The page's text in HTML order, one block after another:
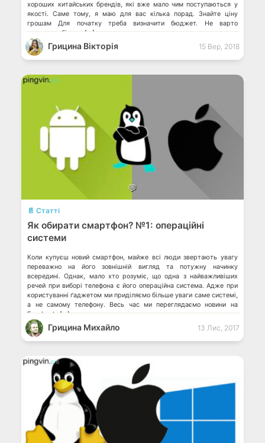
хороших китайських брендів, які вже мало чим поступаються у
якості. Саме тому, я маю для вас кілька порад. Знайте ціну
грошам Для початку треба визначити бюджет. Не варто
витрачати більше […]
Грицина Вікторія 15 Вер, 2018
💬
📄 Статті
Як обирати смартфон? №1: операційні
системи
Коли купуєш новий смартфон, майже всі люди звертають увагу
переважно на його зовнішній вигляд та потужну начинку
всередині. Однак, мало хто розуміє, що одна з найважливіших
речей при виборі телефона є його операційна система. Адже при
користуванні ґаджетом ми приділяємо більше уваги саме системі,
а не самому телефону. Весь час ми переглядаємо новини на
Facebook, […]
Грицина Михайло 13 Лис, 2017